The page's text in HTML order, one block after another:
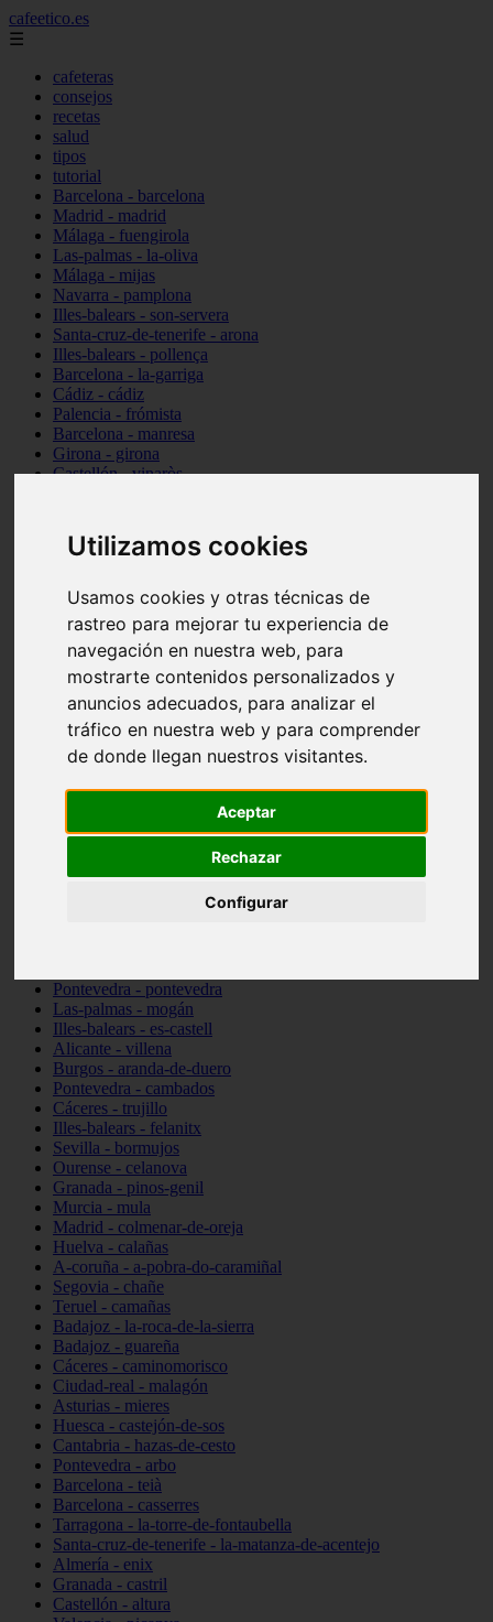
Utilizamos cookies
Usamos cookies y otras técnicas de
rastreo para mejorar tu experiencia de
navegación en nuestra web, para
mostrarte contenidos personalizados y
anuncios adecuados, para analizar el
tráfico en nuestra web y para comprender
de donde llegan nuestros visitantes.
Aceptar
Rechazar
Configurar
cafeetico.es
☰
cafeteras
consejos
recetas
salud
tipos
tutorial
Barcelona - barcelona
Madrid - madrid
Málaga - fuengirola
Las-palmas - la-oliva
Málaga - mijas
Navarra - pamplona
Illes-balears - son-servera
Santa-cruz-de-tenerife - arona
Illes-balears - pollença
Barcelona - la-garriga
Cádiz - cádiz
Palencia - frómista
Barcelona - manresa
Girona - girona
Castellón - vinaròs
Málaga - nerja
Girona - blanes
Málaga - marbella
Asturias - gijón
Girona - figueres
Alicante - santa-pola
Almería - roquetas-de-mar
Girona - tossa-de-mar
Barcelona - sant-cugat-del-vallès
Alicante - l39alfàs-del-pi
Barcelona - vilanova-i-la-geltrú
Castellón - peñíscola
Illes-balears - sant-josep-de-sa-talaia
Pontevedra - pontevedra
Las-palmas - mogán
Illes-balears - es-castell
Alicante - villena
Burgos - aranda-de-duero
Pontevedra - cambados
Cáceres - trujillo
Illes-balears - felanitx
Sevilla - bormujos
Ourense - celanova
Granada - pinos-genil
Murcia - mula
Madrid - colmenar-de-oreja
Huelva - calañas
A-coruña - a-pobra-do-caramiñal
Segovia - chañe
Teruel - camañas
Badajoz - la-roca-de-la-sierra
Badajoz - guareña
Cáceres - caminomorisco
Ciudad-real - malagón
Asturias - mieres
Huesca - castejón-de-sos
Cantabria - hazas-de-cesto
Pontevedra - arbo
Barcelona - teià
Barcelona - casserres
Tarragona - la-torre-de-fontaubella
Santa-cruz-de-tenerife - la-matanza-de-acentejo
Almería - enix
Granada - castril
Castellón - altura